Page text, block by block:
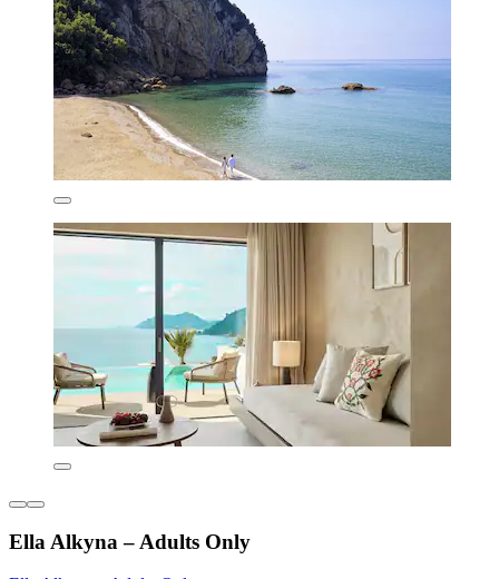
Ella Alkyna – Adults Only